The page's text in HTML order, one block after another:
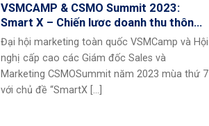
VSMCAMP & CSMO Summit 2023:
Smart X – Chiến lược doanh thu thông
minh
Đại hội marketing toàn quốc VSMCamp và Hội
nghị cấp cao các Giám đốc Sales và
Marketing CSMOSummit năm 2023 mùa thứ 7
với chủ đề “SmartX [...]